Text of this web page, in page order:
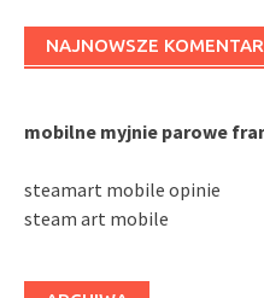
NAJNOWSZE
mobilne myjnie parowe
steamart mobile opinie
steam art mobile